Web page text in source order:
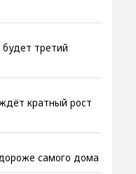
будет третий
кратный рост
самого дома